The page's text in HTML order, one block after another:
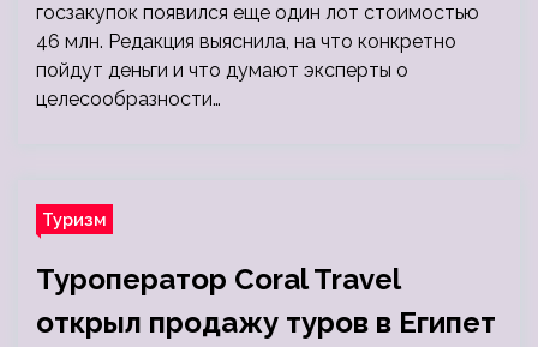
госзакупок появился еще один лот стоимостью
46 млн. Редакция выяснила, на что конкретно
пойдут деньги и что думают эксперты о
целесообразности…
Туризм
Туроператор Coral Travel
открыл продажу туров в Египет